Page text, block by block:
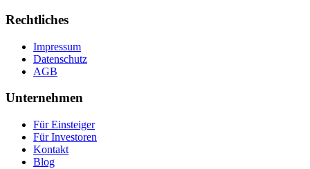
Rechtliches
Impressum
Datenschutz
AGB
Unternehmen
Für Einsteiger
Für Investoren
Kontakt
Blog